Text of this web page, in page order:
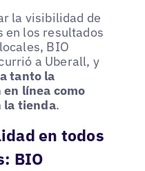
la visibilidad de
en los resultados
BIO
a Uberall, y
tanto la
línea como
la tienda.
en todos
BIO